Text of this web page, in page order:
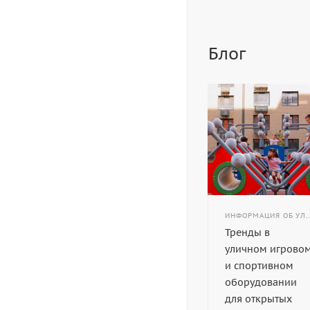
Блог
ИНФОРМАЦИЯ ОБ УЛИЧНОМ
Тренды в
уличном
и спортивном
оборудовании
для открытых